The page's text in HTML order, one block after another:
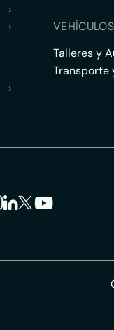
›
›
›
Talleres y
Transporte